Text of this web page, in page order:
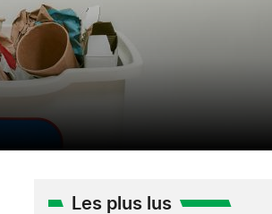
Les plus lus